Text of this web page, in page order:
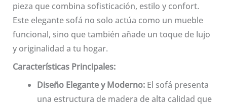
pieza que combina sofisticación, estilo y confort.
Este elegante sofá no solo actúa como un mueble
funcional, sino que también añade un toque de lujo
y originalidad a tu hogar.
Características Principales:
Diseño Elegante y Moderno:El sofá presenta
una estructura de madera de alta calidad que